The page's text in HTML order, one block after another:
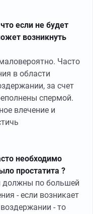
если не будет
возникнуть
Часто
в области
за счет
спермой.
влечение и
необходимо
простатита ?
должны по большей
- если возникает
- то